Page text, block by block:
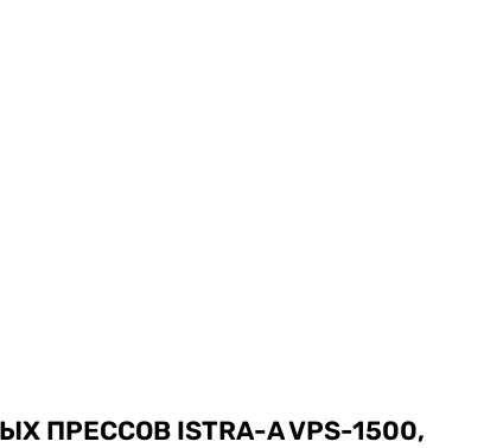
ISTRA-A VPS-1500,